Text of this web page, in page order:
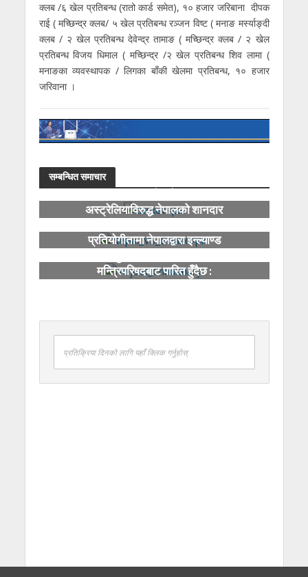
क्लब /६ खेल प्रतिबन्ध (रातो कार्ड समेत), १० हजार जरिबाना दीपक
राई ( मच्छिन्द्र क्लब/ ५ खेल प्रतिबन्ध रञ्जन विष्ट ( मनाङ मर्स्याङ्दी
क्लब / २ खेल प्रतिबन्ध देवेन्द्र तामाङ ( मच्छिन्द्र क्लब / २ खेल
प्रतिबन्ध विजय धिमाल ( मच्छिन्द्र /२ खेल प्रतिबन्ध शिव लामा (
मनाङका व्यवस्थापक / लिगका बाँकी खेलमा प्रतिबन्ध, १० हजार
जरिवाना ।
सम्बन्धित समाचार
अस्ट्रेलियाविरुद्ध नेपालको शानदार
प्रतियोगीतामा नेपालद्वारा इन्ल्याण्ड
मन्त्रिपरिषदबाट पारित हुँदैछ :
प्रतिक्रिया दिनको लागि यहाँ क्लिक गर्नुहोस्